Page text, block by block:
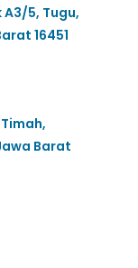
A3/5, Tugu,
16451
Barat